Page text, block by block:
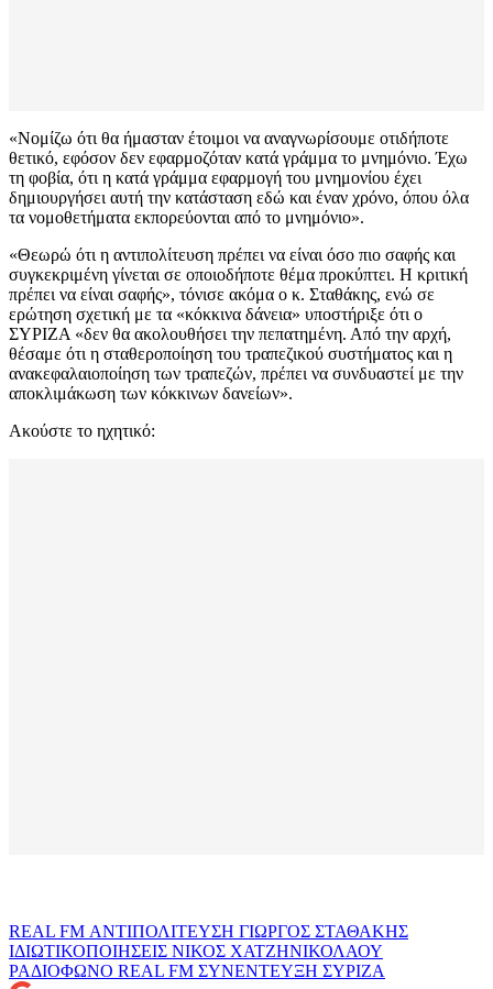
«Νομίζω ότι θα ήμασταν έτοιμοι να αναγνωρίσουμε οτιδήποτε
θετικό, εφόσον δεν εφαρμοζόταν κατά γράμμα το μνημόνιο. Έχω
τη φοβία, ότι η κατά γράμμα εφαρμογή του μνημονίου έχει
δημιουργήσει αυτή την κατάσταση εδώ και έναν χρόνο, όπου όλα
τα νομοθετήματα εκπορεύονται από το μνημόνιο».
«Θεωρώ ότι η αντιπολίτευση πρέπει να είναι όσο πιο σαφής και
συγκεκριμένη γίνεται σε οποιοδήποτε θέμα προκύπτει. Η κριτική
πρέπει να είναι σαφής», τόνισε ακόμα ο κ. Σταθάκης, ενώ σε
ερώτηση σχετική με τα «κόκκινα δάνεια» υποστήριξε ότι ο
ΣΥΡΙΖΑ «δεν θα ακολουθήσει την πεπατημένη. Από την αρχή,
θέσαμε ότι η σταθεροποίηση του τραπεζικού συστήματος και η
ανακεφαλαιοποίηση των τραπεζών, πρέπει να συνδυαστεί με την
αποκλιμάκωση των κόκκινων δανείων».
Ακούστε το ηχητικό:
REAL FM ΑΝΤΙΠΟΛΙΤΕΥΣΗ ΓΙΩΡΓΟΣ ΣΤΑΘΑΚΗΣ
ΙΔΙΩΤΙΚΟΠΟΙΗΣΕΙΣ ΝΙΚΟΣ ΧΑΤΖΗΝΙΚΟΛΑΟΥ
ΡΑΔΙΟΦΩΝΟ REAL FM ΣΥΝΕΝΤΕΥΞΗ ΣΥΡΙΖΑ